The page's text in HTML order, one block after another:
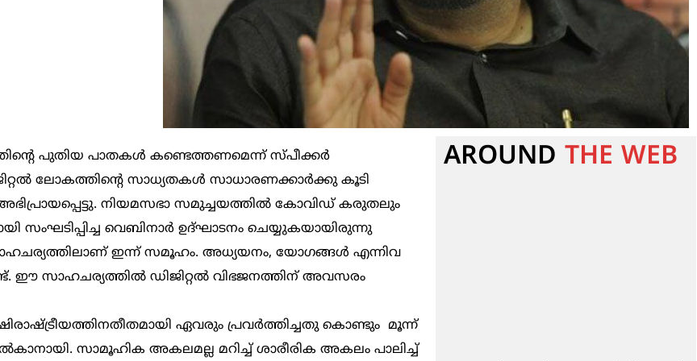
പുതിയ പാതകൾ കണ്ടെത്തണമെന്ന് സ്പീക്കർ
ലോകത്തിന്റെ സാധ്യതകൾ സാധാരണക്കാർക്കു കൂടി
അഭിപ്രായപ്പെട്ടു. നിയമസഭാ സമുച്ചയത്തിൽ കോവിഡ് കരുതലും
വെബിനാർ ഉദ്ഘാടനം ചെയ്യുകയായിരുന്നു
സാഹചര്യത്തിലാണ് ഇന്ന് സമൂഹം. അധ്യയനം, യോഗങ്ങൾ എന്നിവ
ഈ സാഹചര്യത്തിൽ ഡിജിറ്റൽ വിഭജനത്തിന് അവസരം
ഏവരും പ്രവർത്തിച്ചതു കൊണ്ടും മൂന്ന്
സാമൂഹിക അകലമല്ല മറിച്ച് ശാരീരിക അകലം പാലിച്ച്
AROUND THE WEB